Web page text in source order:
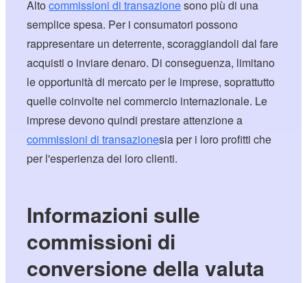
Altocommissioni di transazionesono più di una
semplice spesa. Per i consumatori possono
rappresentare un deterrente, scoraggiandoli dal fare
acquisti o inviare denaro. Di conseguenza, limitano
le opportunità di mercato per le imprese, soprattutto
quelle coinvolte nel commercio internazionale. Le
imprese devono quindi prestare attenzione a
commissioni di transazionesia per i loro profitti che
per l'esperienza dei loro clienti.
Informazioni sulle
commissioni di
conversione della valuta